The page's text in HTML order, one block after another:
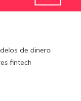
de dinero
fintech